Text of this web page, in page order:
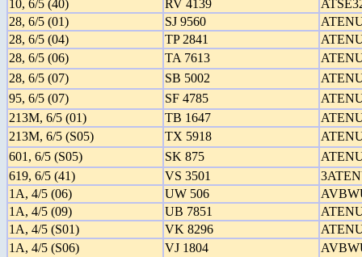
10, 6/5 (40)
RV 4139
28, 6/5 (01)
SJ 9560
28, 6/5 (04)
TP 2841
28, 6/5 (06)
TA 7613
28, 6/5 (07)
SB 5002
95, 6/5 (07)
SF 4785
213M, 6/5 (01)
TB 1647
213M, 6/5 (S05)
TX 5918
601, 6/5 (S05)
SK 875
619, 6/5 (41)
VS 3501
1A, 4/5 (06)
UW 506
1A, 4/5 (09)
UB 7851
1A, 4/5 (S01)
VK 8296
1A, 4/5 (S06)
VJ 1804